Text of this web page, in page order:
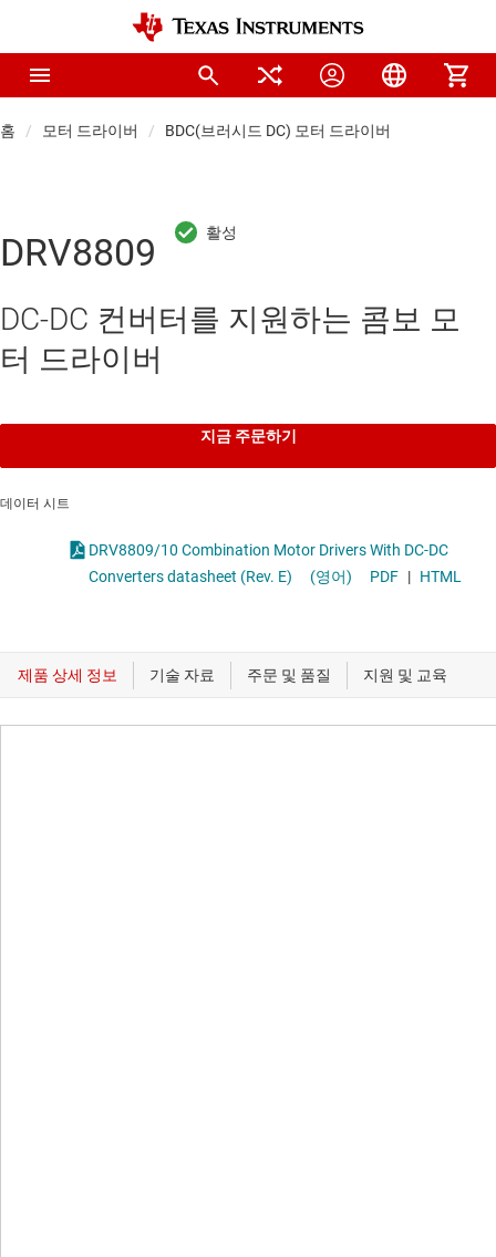
홈 모터 드라이버 BDC(브러시드 DC) 모터 드라이버
DRV8809
DC-DC 컨버터를 지원하는 콤보 모
터 드라이버
지금 주문하기
데이터 시트
DRV8809/10 Combination Motor Drivers With DC-DC
Converters datasheet (Rev. E)
(영어) PDF | HTML